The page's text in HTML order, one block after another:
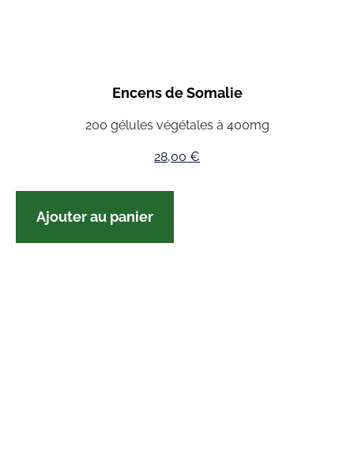
Encens de Somalie
200 gélules végétales à 400mg
28,00 €
Ajouter au panier